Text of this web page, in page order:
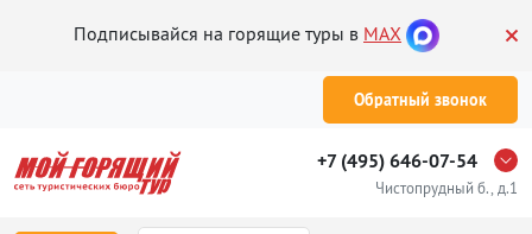
Подписывайся на горящие туры в MAX
Обратный звонок
+7 (495) 646-07-54
Чистопрудный б., д.1